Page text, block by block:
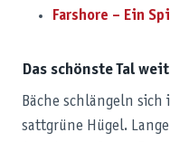
Farshore – Ein
Das schönste Tal
Bäche schlängeln sich
sattgrüne Hügel.